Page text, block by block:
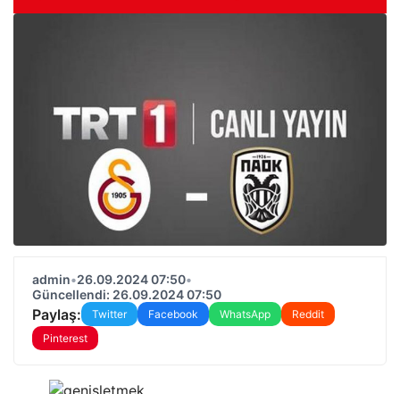
admin•26.09.2024 07:50•
Güncellendi: 26.09.2024 07:50
Paylaş: Twitter Facebook WhatsApp
Reddit
Pinterest